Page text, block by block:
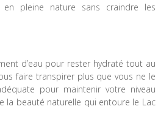
en pleine nature sans craindre les
d’eau pour rester hydraté tout au
faire transpirer plus que vous ne le
pour maintenir votre niveau
la beauté naturelle qui entoure le Lac